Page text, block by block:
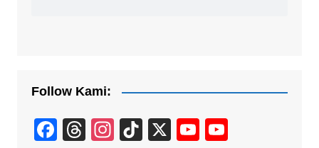
Follow Kami:
F
T
In
Ti
X
Y